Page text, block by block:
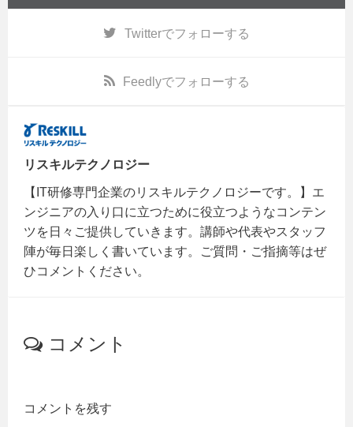
Twitterでフォローする
Feedlyでフォローする
リスキルテクノロジー
【IT研修専門企業のリスキルテクノロジーです。】エ
ンジニアの入り口に立つために役立つようなコンテン
ツを日々ご提供していきます。講師や代表やスタッフ
陣が毎日楽しく書いています。ご質問・ご指摘等はぜ
ひコメントください。
コメント
コメントを残す